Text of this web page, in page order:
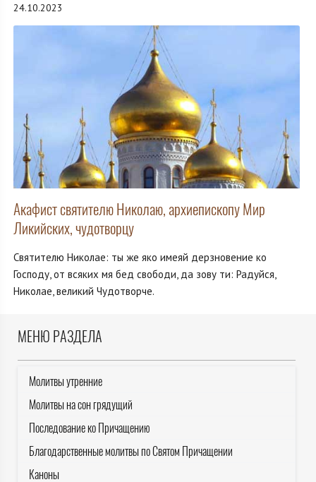
24.10.2023
Акафист святителю Николаю, архиепископу Мир
Ликийских, чудотворцу
Святителю Николае: ты же яко имеяй дерзновение ко
Господу, от всяких мя бед свободи, да зову ти: Радуйся,
Николае, великий Чудотворче.
МЕНЮ РАЗДЕЛА
Молитвы утренние
Молитвы на сон грядущий
Последование ко Причащению
Благодарственные молитвы по Святом Причащении
Каноны